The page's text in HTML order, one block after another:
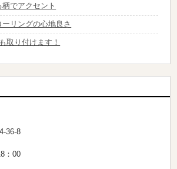
でアクセント
リングの心地良さ
取り付けます！
36-8
：00